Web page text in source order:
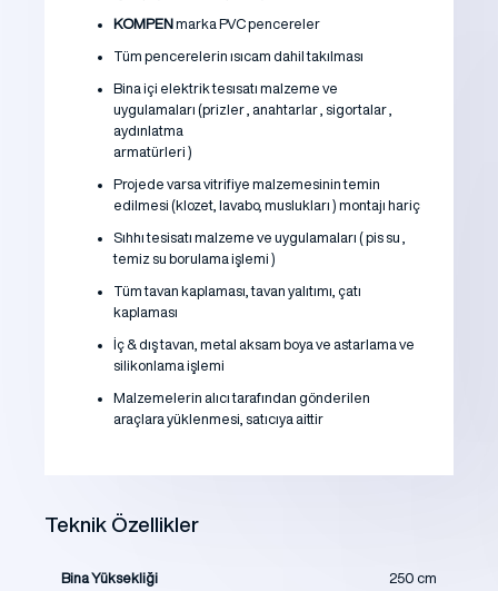
KOMPENmarka PVC pencereler
Tüm pencerelerin ısıcam dahil takılması
Bina içi elektrik tesısatı malzeme ve
uygulamaları (prizler , anahtarlar , sigortalar ,
aydınlatma
armatürleri )
Projede varsa vitrifiye malzemesinin temin
edilmesi (klozet, lavabo, muslukları ) montajı hariç
Sıhhı tesisatı malzeme ve uygulamaları ( pis su ,
temiz su borulama işlemi )
Tüm tavan kaplaması, tavan yalıtımı, çatı
kaplaması
İç & dış tavan, metal aksam boya ve astarlama ve
silikonlama işlemi
Malzemelerin alıcı tarafından gönderilen
araçlara yüklenmesi, satıcıya aittir
Teknik Özellikler
Bina Yüksekliği 250 cm